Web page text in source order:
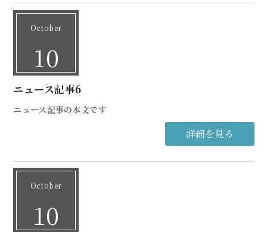
October
10
ニュース記事6
ニュース記事の本文です
詳細を見る
October
10